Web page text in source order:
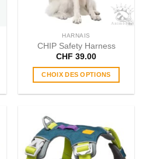
HARNAIS
CHIP Safety Harness
CHF 39.00
CHOIX DES OPTIONS
plusieurs
variations.
Les